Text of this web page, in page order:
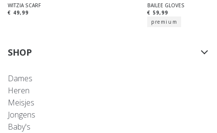
WITZIA SCARF
€ 49,99
BAILEE GLOVES
€ 59,99
premium
SHOP
Dames
Heren
Meisjes
Jongens
Baby's